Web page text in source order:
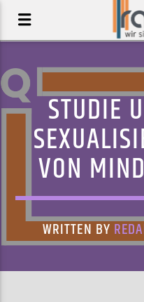
STUDIE
VON
WRITTEN BY